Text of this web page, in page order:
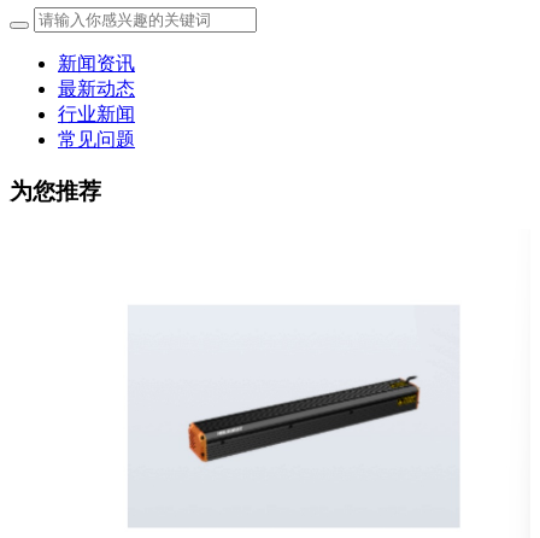
新闻资讯
最新动态
行业新闻
常见问题
为您推荐